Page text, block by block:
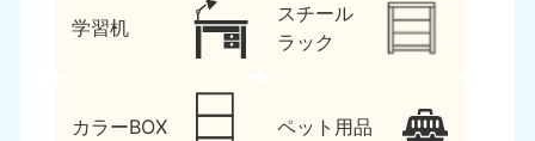
学習机
スチール
ラック
カラーBOX ペット用品